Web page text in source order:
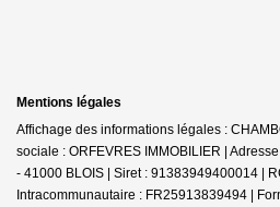
Mentions légales
Affichage des informations légales :
sociale : ORFEVRES IMMOBILIER |
- 41000 BLOIS | Siret : 91383949400014 |
Intracommunautaire : FR25913839494 |